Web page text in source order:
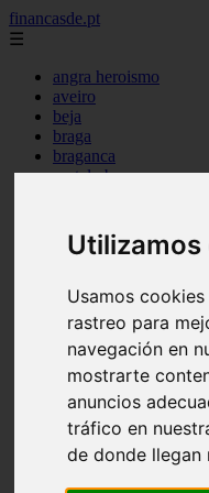
Usamos
rastreo para
navegación en
mostrarte
anuncios
tráfico en
de donde llegan
financasde.pt
☰
angra heroismo
aveiro
beja
braga
braganca
castelo branco
faro
guarda
leiria
madeira
ponta delgada
portalegre
santarem
setubal
viana castelo